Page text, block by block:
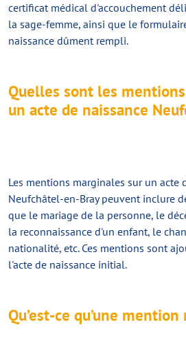
certificat médical d'accouchement
la sage-femme, ainsi que le
naissance dûment rempli.
Quelles sont les
un acte de naissance
Les mentions marginales sur un acte
Neufchâtel-en-Bray peuvent inclure
que le mariage de la personne, le
la reconnaissance d'un enfant, le
nationalité, etc. Ces mentions sont
l'acte de naissance initial.
Qu’est-ce qu’une